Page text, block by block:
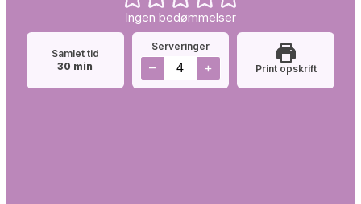
Ingen bedømmelser
Samlet tid
30 minutter
min
Serveringer
– + Print opskrift